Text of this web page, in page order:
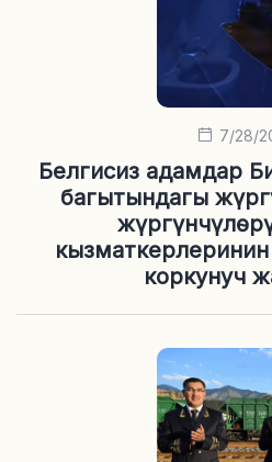
7/28/
Белгисиз адамдар
багытындагы
кызматкерлеринин
коркунуч